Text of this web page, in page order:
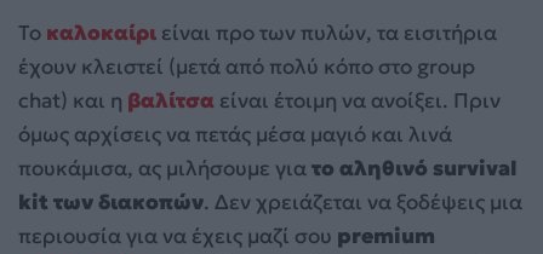
Το καλοκαίρι είναι προ των πυλών, τα εισιτήρια
έχουν κλειστεί (μετά από πολύ κόπο στο group
chat) και η βαλίτσα είναι έτοιμη να ανοίξει. Πριν
όμως αρχίσεις να πετάς μέσα μαγιό και λινά
πουκάμισα, ας μιλήσουμε γιατο αληθινό survival
kit των διακοπών. Δεν χρειάζεται να ξοδέψεις μια
περιουσία για να έχεις μαζί σου premium